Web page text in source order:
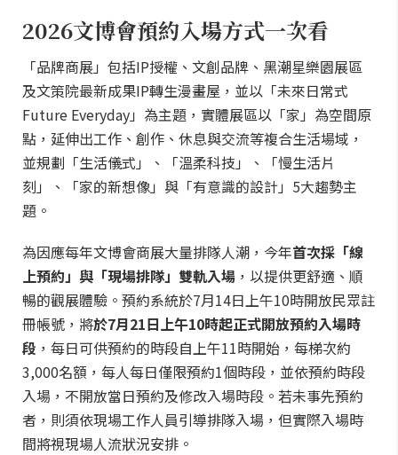
2026文博會預約入場方式一次看
「品牌商展」包括IP授權、文創品牌、黑潮星樂園展區
及文策院最新成果IP轉生漫畫屋，並以「未來日常式
Future Everyday」為主題，實體展區以「家」為空間原
點，延伸出工作、創作、休息與交流等複合生活場域，
並規劃「生活儀式」、「溫柔科技」、「慢生活片
刻」、「家的新想像」與「有意識的設計」5大趨勢主
題。
為因應每年文博會商展大量排隊人潮，今年首次採「線
上預約」與「現場排隊」雙軌入場 ，以提供更舒適、順
暢的觀展體驗。預約系統於7月14日上午10時開放民眾註
冊帳號，將於7月21日上午10時起正式開放預約入場時
段 ，每日可供預約的時段自上午11時開始，每梯次約
3,000名額，每人每日僅限預約1個時段，並依預約時段
入場，不開放當日預約及修改入場時段。若未事先預約
者，則須依現場工作人員引導排隊入場，但實際入場時
間將視現場人流狀況安排。